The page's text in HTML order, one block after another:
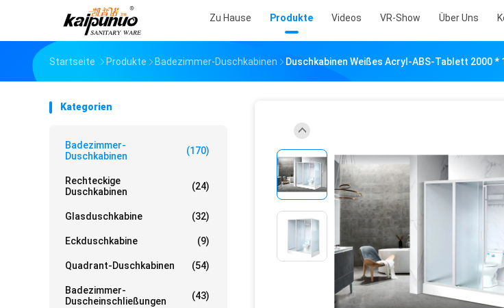
Zu Hause Produkte Videos VR-Show Über Uns
Startseite Produkte Badezimmer-Duschkabinen Duschkabinen Weißes Acryl-ABS-Tablett 2000
Kategorien
Badezimmer-
Duschkabinen
(170)
Rechteckige
Duschkabinen
(24)
Glasduschkabine (32)
Eckduschkabine (9)
Quadrant-Duschkabinen (54)
Badezimmer-
Duscheinschließungen
(43)